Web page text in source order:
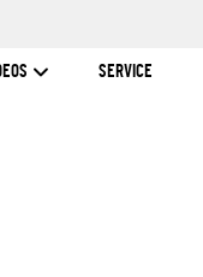
SERVICE